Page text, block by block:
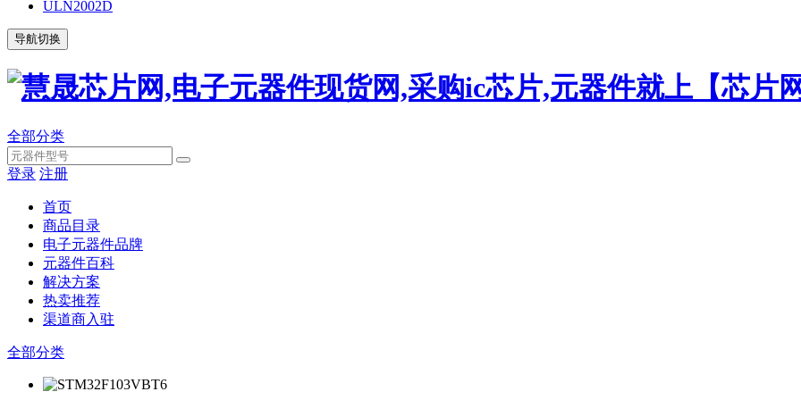
ULN2002D
导航切换
全部分类
登录 注册
首页
商品目录
电子元器件品牌
元器件百科
解决方案
热卖推荐
渠道商入驻
全部分类